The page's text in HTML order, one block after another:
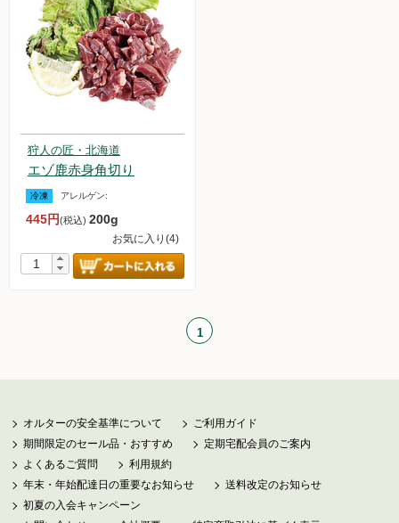
惣菜
麺
調味料
伝統酒類
菓子類
ご利用ガイド
狩人の匠・北海道
エゾ鹿赤身角切り
冷凍 アレルゲン:
445円(税込) 200g
お気に入り(4)
1
オルターの安全基準について
ご利用ガイド
期間限定のセール品・おすすめ
定期宅配会員のご案内
よくあるご質問
利用規約
年末・年始配達日の重要なお知らせ
送料改定のお知らせ
初夏の入会キャンペーン